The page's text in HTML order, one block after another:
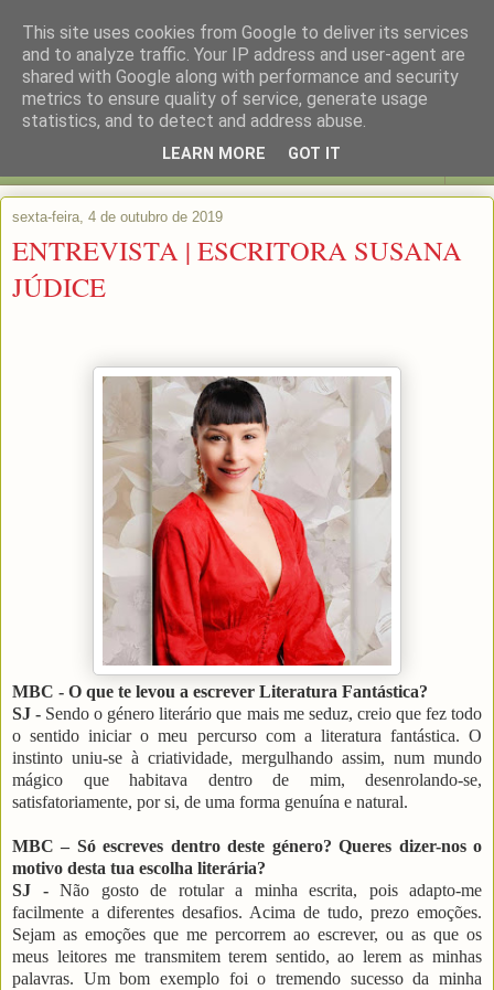
sexta-feira, 4 de outubro de 2019
ENTREVISTA | ESCRITORA SUSANA
JÚDICE
MBC - O que te levou a escrever Literatura Fantástica?
SJ - Sendo o género literário que mais me seduz, creio que fez todo
o sentido iniciar o meu percurso com a literatura fantástica. O
instinto uniu-se à criatividade, mergulhando assim, num mundo
mágico que habitava dentro de mim, desenrolando-se,
satisfatoriamente, por si, de uma forma genuína e natural.
MBC – Só escreves dentro deste género? Queres dizer-nos o
motivo desta tua escolha literária?
SJ - Não gosto de rotular a minha escrita, pois adapto-me
facilmente a diferentes desafios. Acima de tudo, prezo emoções.
Sejam as emoções que me percorrem ao escrever, ou as que os
meus leitores me transmitem terem sentido, ao lerem as minhas
palavras. Um bom exemplo foi o tremendo sucesso da minha
This site uses cookies from Google to deliver its services
and to analyze traffic. Your IP address and user-agent are
shared with Google along with performance and security
metrics to ensure quality of service, generate usage
statistics, and to detect and address abuse.
LEARN MORE GOT IT